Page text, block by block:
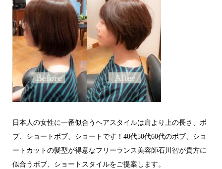
日本人の女性に一番似合うヘアスタイルは肩より上の長さ、ボ
ブ、ショートボブ、ショートです！40代50代60代のボブ、ショ
ートカットの髪型が得意なフリーランス美容師石川智が貴方に
似合うボブ、ショートスタイルをご提案します。